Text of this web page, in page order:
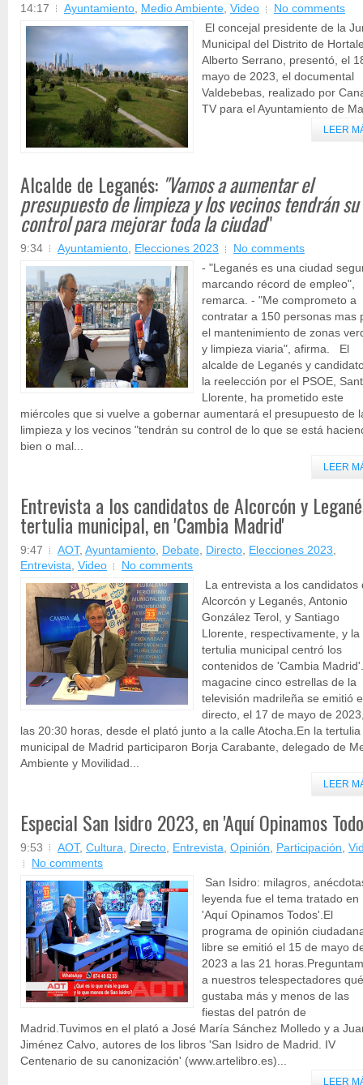
14:17 Ayuntamiento, Medio Ambiente, Video
No comments
El concejal presidente de la
Municipal del Distrito de
Alberto Serrano, presentó, el
mayo de 2023, el documental
Valdebebas, realizado por
TV para el Ayuntamiento de
LEER
Alcalde de Leganés: "Vamos a aumentar el
presupuesto de limpieza y los vecinos tendrán su
control para mejorar toda la ciudad"
9:34 Ayuntamiento, Elecciones 2023
No comments
- "Leganés es una ciudad
marcando récord de empleo",
remarca. - "Me comprometo a
contratar a 150 personas mas
el mantenimiento de zonas
y limpieza viaria", afirma. El
alcalde de Leganés y
la reelección por el PSOE,
Llorente, ha prometido este
miércoles que si vuelve a gobernar aumentará el presupuesto de
limpieza y los vecinos "tendrán su control de lo que se está
bien o mal...
LEER
Entrevista a los candidatos de Alcorcón y
tertulia municipal, en 'Cambia Madrid'
9:47 AOT, Ayuntamiento, Debate, Directo, Elecciones 2023,
Entrevista, Video
No comments
La entrevista a los candidatos
Alcorcón y Leganés, Antonio
González Terol, y Santiago
Llorente, respectivamente, y la
tertulia municipal centró los
contenidos de 'Cambia
magacine cinco estrellas de la
televisión madrileña se emitió
directo, el 17 de mayo de
las 20:30 horas, desde el plató junto a la calle Atocha.En la tertulia
municipal de Madrid participaron Borja Carabante, delegado de
Ambiente y Movilidad...
LEER
Especial San Isidro 2023, en 'Aquí Opinamos
9:53 AOT, Cultura, Directo, Entrevista, Opinión, Participación,
No comments
San Isidro: milagros,
leyenda fue el tema tratado en
'Aquí Opinamos Todos'.El
programa de opinión
libre se emitió el 15 de mayo
2023 a las 21
a nuestros telespectadores
gustaba más y menos de las
fiestas del patrón de
Madrid.Tuvimos en el plató a José María Sánchez Molledo y a
Jiménez Calvo, autores de los libros 'San Isidro de Madrid. IV
Centenario de su canonización' (www.artelibro.es)...
LEER